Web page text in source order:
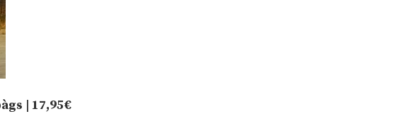
| 17,95€